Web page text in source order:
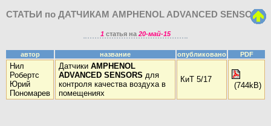
СТАТЬИ по ДАТЧИКАМ AMPHENOL ADVANCED SENSORS
1статья на 20-май-15
автор название опубликовано PDF
Нил
Робертс
Юрий
Пономарев
Датчики AMPHENOL
ADVANCED SENSORS для
контроля качества воздуха в
помещениях
КиТ 5/17
(744kB)